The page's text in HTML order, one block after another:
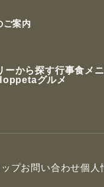
ご案内
ーから探す行事食メ
グルメ
プお問い合わせ個人